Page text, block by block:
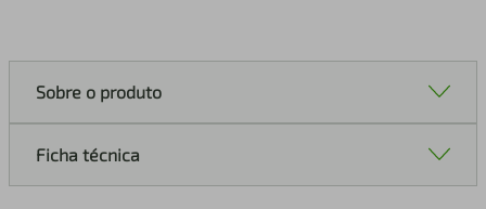
Sobre o produto
Ficha técnica